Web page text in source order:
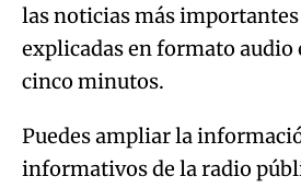
las noticias más
explicadas en formato audio
cinco minutos.
Puedes ampliar la
informativos de la radio